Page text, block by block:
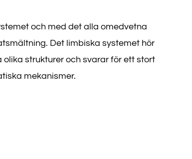
och med det alla omedvetna
Det limbiska systemet hör
strukturer och svarar för ett stort
mekanismer.